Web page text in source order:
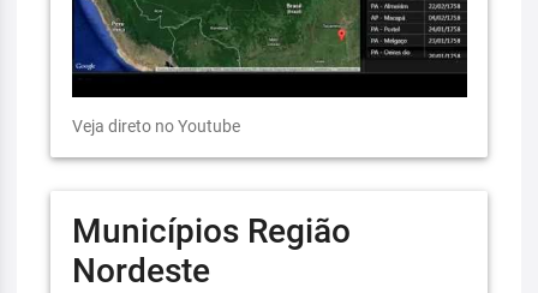
Veja direto no Youtube
Municípios Região
Nordeste